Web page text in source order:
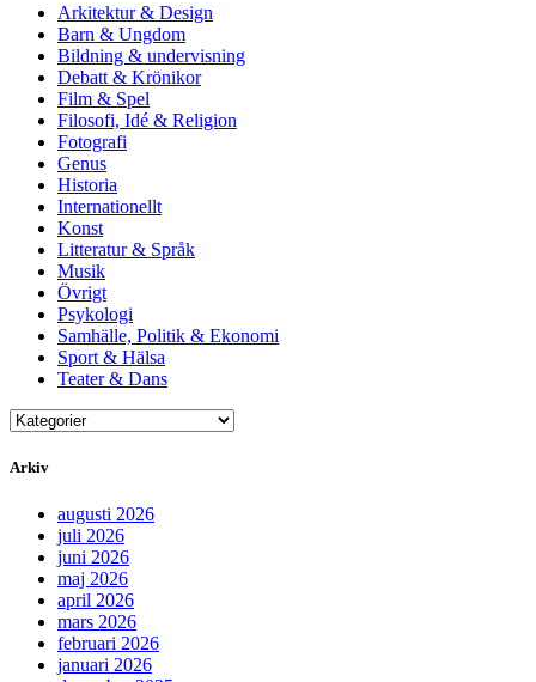
Arkitektur & Design
Barn & Ungdom
Bildning & undervisning
Debatt & Krönikor
Film & Spel
Filosofi, Idé & Religion
Fotografi
Genus
Historia
Internationellt
Konst
Litteratur & Språk
Musik
Övrigt
Psykologi
Samhälle, Politik & Ekonomi
Sport & Hälsa
Teater & Dans
Arkiv
augusti 2026
juli 2026
juni 2026
maj 2026
april 2026
mars 2026
februari 2026
januari 2026